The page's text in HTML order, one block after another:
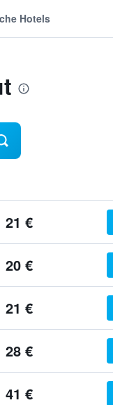
Hotels
21 €
20 €
21 €
28 €
41 €